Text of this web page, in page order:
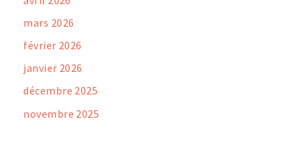
mars 2026
février 2026
janvier 2026
décembre 2025
novembre 2025